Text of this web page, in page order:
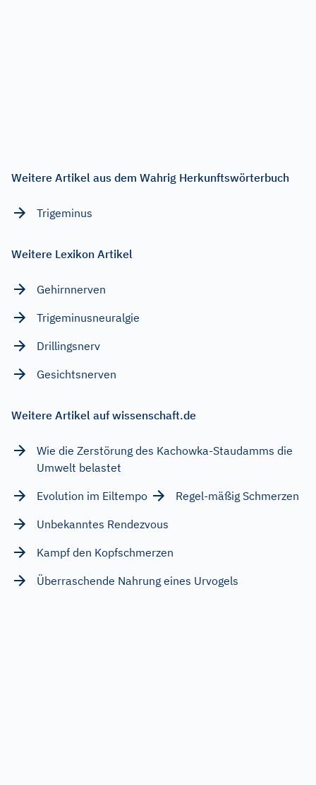
Weitere Artikel aus dem Wahrig Herkunftswörterbuch
Trigeminus
Weitere Lexikon Artikel
Gehirnnerven
Trigeminusneuralgie
Drillingsnerv
Gesichtsnerven
Weitere Artikel auf wissenschaft.de
Wie die Zerstörung des Kachowka-Staudamms die
Umwelt belastet
Evolution im Eiltempo
Regel-mäßig Schmerzen
Unbekanntes Rendezvous
Kampf den Kopfschmerzen
Überraschende Nahrung eines Urvogels